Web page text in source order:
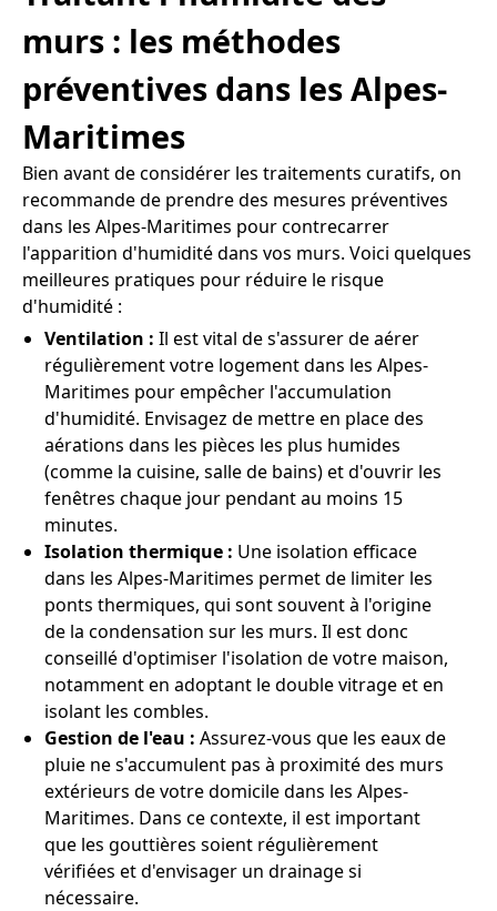
murs : les méthodes
préventives dans les Alpes-
Maritimes
Bien avant de considérer les traitements curatifs, on
recommande de prendre des mesures préventives
dans les Alpes-Maritimes pour contrecarrer
l'apparition d'humidité dans vos murs. Voici quelques
meilleures pratiques pour réduire le risque
d'humidité :
Ventilation : Il est vital de s'assurer de aérer
régulièrement votre logement dans les Alpes-
Maritimes pour empêcher l'accumulation
d'humidité. Envisagez de mettre en place des
aérations dans les pièces les plus humides
(comme la cuisine, salle de bains) et d'ouvrir les
fenêtres chaque jour pendant au moins 15
minutes.
Isolation thermique : Une isolation efficace
dans les Alpes-Maritimes permet de limiter les
ponts thermiques, qui sont souvent à l'origine
de la condensation sur les murs. Il est donc
conseillé d'optimiser l'isolation de votre maison,
notamment en adoptant le double vitrage et en
isolant les combles.
Gestion de l'eau : Assurez-vous que les eaux de
pluie ne s'accumulent pas à proximité des murs
extérieurs de votre domicile dans les Alpes-
Maritimes. Dans ce contexte, il est important
que les gouttières soient régulièrement
vérifiées et d'envisager un drainage si
nécessaire.